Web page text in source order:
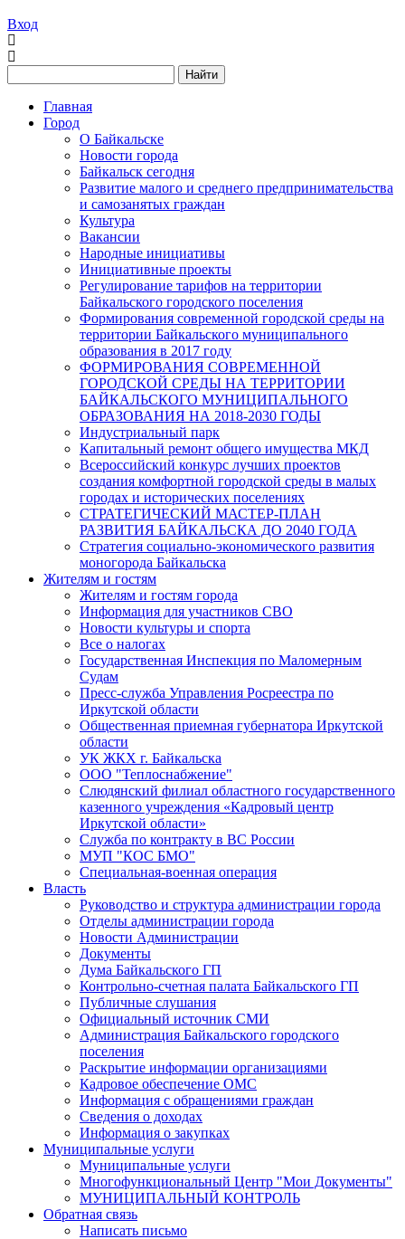
Вход
Найти
Главная
Город
О Байкальске
Новости города
Байкальск сегодня
Развитие малого и среднего предпринимательства
и самозанятых граждан
Культура
Вакансии
Народные инициативы
Инициативные проекты
Регулирование тарифов на территории
Байкальского городского поселения
Формирования современной городской среды на
территории Байкальского муниципального
образования в 2017 году
ФОРМИРОВАНИЯ СОВРЕМЕННОЙ
ГОРОДСКОЙ СРЕДЫ НА ТЕРРИТОРИИ
БАЙКАЛЬСКОГО МУНИЦИПАЛЬНОГО
ОБРАЗОВАНИЯ НА 2018-2030 ГОДЫ
Индустриальный парк
Капитальный ремонт общего имущества МКД
Всероссийский конкурс лучших проектов
создания комфортной городской среды в малых
городах и исторических поселениях
СТРАТЕГИЧЕСКИЙ МАСТЕР-ПЛАН
РАЗВИТИЯ БАЙКАЛЬСКА ДО 2040 ГОДА
Стратегия социально-экономического развития
моногорода Байкальска
Жителям и гостям
Жителям и гостям города
Информация для участников СВО
Новости культуры и спорта
Все о налогах
Государственная Инспекция по Маломерным
Судам
Пресс-служба Управления Росреестра по
Иркутской области
Общественная приемная губернатора Иркутской
области
УК ЖКХ г. Байкальска
ООО "Теплоснабжение"
Слюдянский филиал областного государственного
казенного учреждения «Кадровый центр
Иркутской области»
Служба по контракту в ВС России
МУП "КОС БМО"
Специальная-военная операция
Власть
Руководство и структура администрации города
Отделы администрации города
Новости Администрации
Документы
Дума Байкальского ГП
Контрольно-счетная палата Байкальского ГП
Публичные слушания
Официальный источник СМИ
Администрация Байкальского городского
поселения
Раскрытие информации организациями
Кадровое обеспечение ОМС
Информация с обращениями граждан
Сведения о доходах
Информация о закупках
Муниципальные услуги
Муниципальные услуги
Многофункциональный Центр "Мои Документы"
МУНИЦИПАЛЬНЫЙ КОНТРОЛЬ
Обратная связь
Написать письмо